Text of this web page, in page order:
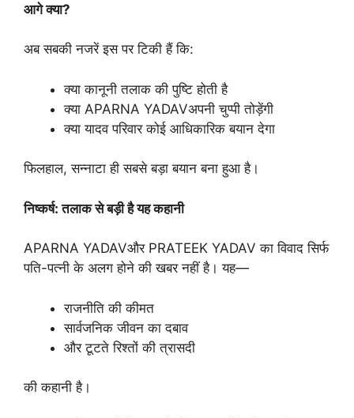
आगेक्या?
अब सबकी नजरें इस पर टिकी हैं कि:
क्या कानूनी तलाक की पुष्टि होती है
क्या APARNA YADAVअपनी चुप्पी तोड़ेंगी
क्या यादव परिवार कोई आधिकारिक बयान देगा
फिलहाल, सन्नाटा ही सबसे बड़ा बयान बना हुआ है।
निष्कर्ष:तलाकसेबड़ीहैयहकहानी
APARNA YADAVऔर PRATEEK YADAV का विवाद सिर्फ
पति-पत्नी के अलग होने की खबर नहीं है। यह—
राजनीति की कीमत
सार्वजनिक जीवन का दबाव
और टूटते रिश्तों की त्रासदी
की कहानी है।